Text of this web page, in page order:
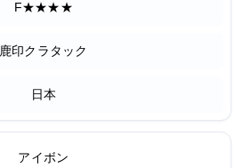
F★★★★
鹿印クラタック
日本
アイボン